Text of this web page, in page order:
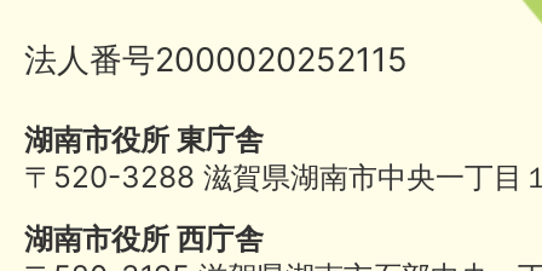
法人番号2000020252115
湖南市役所 東庁舎
〒520-3288 滋賀県湖南市中央一丁目
湖南市役所 西庁舎